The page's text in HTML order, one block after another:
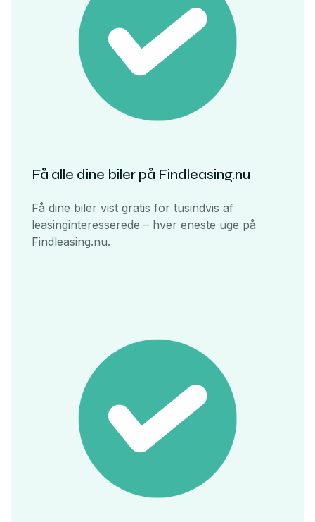
Få alle dine biler på Findleasing.nu
Få dine biler vist gratis for tusindvis af
leasinginteresserede – hver eneste uge på
Findleasing.nu.